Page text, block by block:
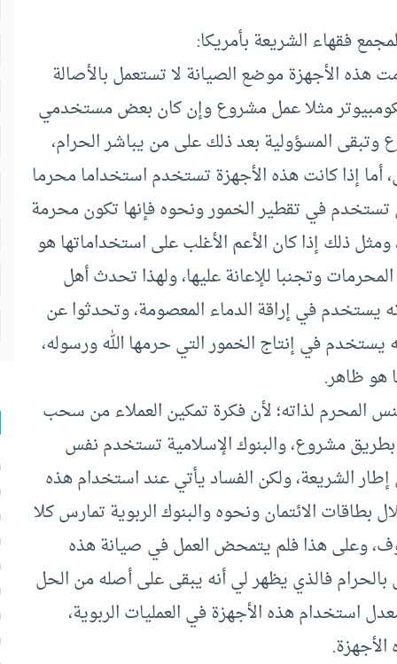
فقهاء الشريعة بأمريكا:
هذه الأجهزة موضع الصيانة لا تستعمل بالأصالة
مثلا عمل مشروع وإن كان بعض مستخدمي
المسؤولية بعد ذلك على من يباشر الحرام،
أما إذا كانت هذه الأجهزة تستخدم استخداما محرما
تستخدم في تقطير الخمور ونحوه فإنها تكون محرمة
ومثل ذلك إذا كان الأعم الأغلب على استخداماتها هو
وتجنبا للإعانة عليها، ولهذا تحدث أهل
يستخدم في إراقة الدماء المعصومة، وتحدثوا عن
يستخدم في إنتاج الخمور التي حرمها الله ورسوله،
هو ظاهر.
المحرم لذاته؛ لأن فكرة تمكين العملاء من سحب
مشروع، والبنوك الإسلامية تستخدم نفس
الشريعة، ولكن الفساد يأتي عند استخدام هذه
بطاقات الائتمان ونحوه والبنوك الربوية تمارس كلا
وعلى هذا فلم يتمحض العمل في صيانة هذه
فالذي يظهر لي أنه يبقى على أصله من الحل
استخدام هذه الأجهزة في العمليات الربوية،